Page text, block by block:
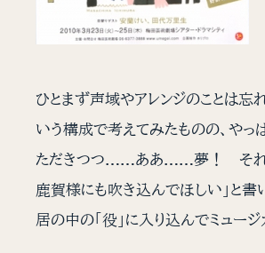
ひとまず声域やアレンジのことは忘
いう構成で考えてみたものの、や
ただきつつ……ああ……夢！ それは
鹿賀様にも吹き込んでほしい」と書
居の中の「役」に入り込んでミュー